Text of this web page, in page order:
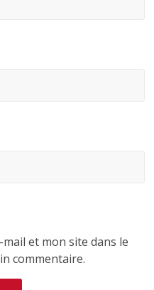
et mon site dans le
commentaire.